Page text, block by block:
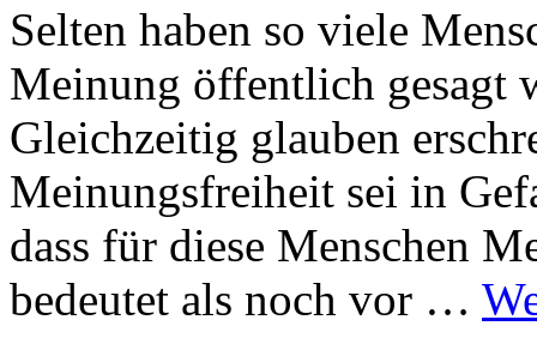
Selten haben so viele
Meinung öffentlich gesagt
Gleichzeitig glauben
Meinungsfreiheit sei in
dass für diese Menschen
bedeutet als noch vor …